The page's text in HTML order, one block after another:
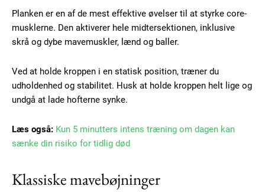
Planken er en af de mest effektive øvelser til at styrke core-
musklerne. Den aktiverer hele midtersektionen, inklusive
skrå og dybe mavemuskler, lænd og baller.
Ved at holde kroppen i en statisk position, træner du
udholdenhed og stabilitet. Husk at holde kroppen helt lige og
undgå at lade hofterne synke.
Læs også: Kun 5 minutters intens træning om dagen kan
sænke din risiko for tidlig død
Klassiske mavebøjninger